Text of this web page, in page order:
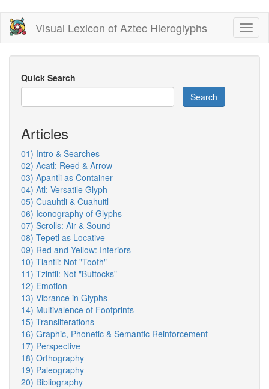
Skip
main
content
Visual Lexicon of Aztec Hieroglyphs
Quick Search
Search
Articles
01) Intro & Searches
02) Acatl: Reed & Arrow
03) Apantli as Container
04) Atl: Versatile Glyph
05) Cuauhtli & Cuahuitl
06) Iconography of Glyphs
07) Scrolls: Air & Sound
08) Tepetl as Locative
09) Red and Yellow: Interiors
10) Tlantli: Not "Tooth"
11) Tzintli: Not "Buttocks"
12) Emotion
13) Vibrance in Glyphs
14) Multivalence of Footprints
15) Transliterations
16) Graphic, Phonetic & Semantic Reinforcement
17) Perspective
18) Orthography
19) Paleography
20) Bibliography